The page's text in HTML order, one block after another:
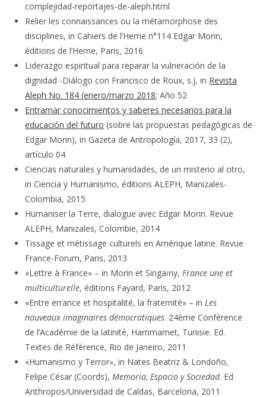
complejidad-reportajes-de-aleph.html
Relier les connaissances ou la métamorphose des
disciplines, in Cahiers de l’Herne n°114 Edgar Morin,
éditions de l’Herne, Paris, 2016
Liderazgo espiritual para reparar la vulneración de la
dignidad -Diálogo con Francisco de Roux, s.j, in Revista
Aleph No. 184 (enero/marzo 2018; Año 52
Entramar conocimientos y saberes necesarios para la
educación del futuro (sobre las propuestas pedagógicas de
Edgar Morin), in Gazeta de Antropología, 2017, 33 (2),
artículo 04
Ciencias naturales y humanidades, de un misterio al otro,
in Ciencia y Humanismo, éditions ALEPH, Manizales-
Colombia, 2015
Humaniser la Terre, dialogue avec Edgar Morin. Revue
ALEPH, Manizales, Colombie, 2014
Tissage et métissage culturels en Amérique latine. Revue
France-Forum, Paris, 2013
«Lettre à France» – in Morin et Singaïny,France une et
multiculturelle, éditions Fayard, Paris, 2012
«Entre errance et hospitalité, la fraternité» – inLes
nouveaux imaginaires démocratiques. 24ème Conférence
de l’Académie de la latinité, Hammamet, Tunisie. Ed.
Textes de Référence, Rio de Janeiro, 2011
«Humanismo y Terror», in Nates Beatriz & Londoño,
Felipe César (Coords),Memoria, Espacio y Sociedad. Ed
Anthropos/Universidad de Caldas, Barcelona, 2011